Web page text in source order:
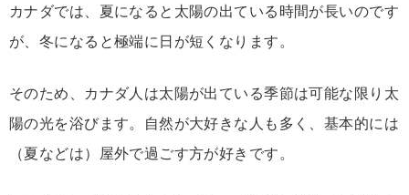
カナダでは、夏になると太陽の出ている時間が長いのです
が、冬になると極端に日が短くなります。
そのため、カナダ人は太陽が出ている季節は可能な限り太
陽の光を浴びます。自然が大好きな人も多く、基本的には
（夏などは）屋外で過ごす方が好きです。